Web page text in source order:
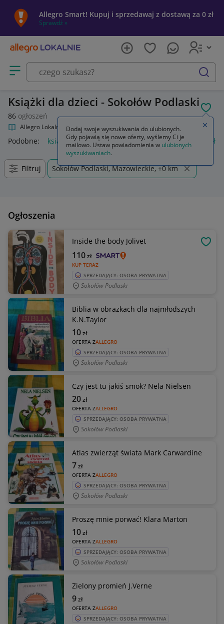
Allegro Smart! Kupuj i sprzedawaj z dostawą za 0 zł
Sprawdź »
Otwórz menu z kategoriami
szukaj
Książki dla dzieci - Sokołów Podlaski
86 ogłoszeń
Allegro Lokalnie Kultura i rozrywka Książki Książki dla dzieci
Podobne: książki dla dzieci regał na książki dla dzieci
Filtruj Sokołów Podlaski, Mazowieckie, +0 km
Ogłoszenia
Inside the body Jolivet
KUP TERAZ
110zł
SPRZEDAJĄCY: OSOBA PRYWATNA
Sokołów Podlaski
Biblia w obrazkach dla najmłodszych
K.N.Taylor
OFERTA ZALLEGRO
10zł
SPRZEDAJĄCY: OSOBA PRYWATNA
Sokołów Podlaski
Czy jest tu jakiś smok? Nela Nielsen
OFERTA ZALLEGRO
20zł
SPRZEDAJĄCY: OSOBA PRYWATNA
Sokołów Podlaski
Atlas zwierząt świata Mark Carwardine
OFERTA ZALLEGRO
7zł
SPRZEDAJĄCY: OSOBA PRYWATNA
Sokołów Podlaski
Proszę mnie porwać! Klara Marton
OFERTA ZALLEGRO
10zł
SPRZEDAJĄCY: OSOBA PRYWATNA
Sokołów Podlaski
Zielony promień J.Verne
OFERTA ZALLEGRO
9zł
SPRZEDAJĄCY: OSOBA PRYWATNA
Dodaj swoje wyszukiwania do ulubionych.
Gdy pojawią się nowe oferty, wyślemy Ci je
mailowo. Ustaw powiadomienia w ulubionych
wyszukiwaniach.